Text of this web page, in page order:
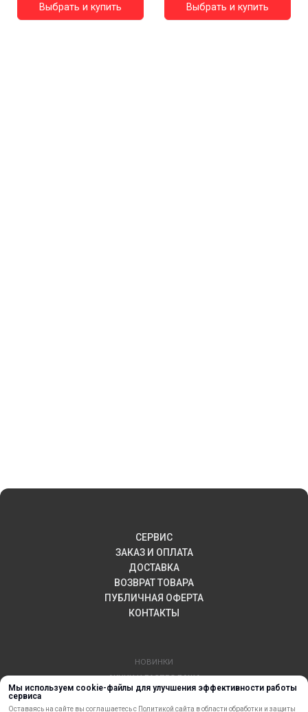
Мы используем cookie-файлы для улучшения эффективности работы
сервиса
Оставаясь на сайте вы соглашаетесь с Политикой сайта в области обработки и защиты
Выбрать и купить Выбрать и купить
СЕРВИС
ЗАКАЗ И ОПЛАТА
ДОСТАВКА
ВОЗВРАТ ТОВАРА
ПУБЛИЧНАЯ ОФЕРТА
КОНТАКТЫ
НОВИНКИ
АКЦИИ И РАСПРОДАЖА
ТЕРМОПЕРЕНОС
МАТЕРИАЛЫ ДЛЯ ПЕЧАТИ